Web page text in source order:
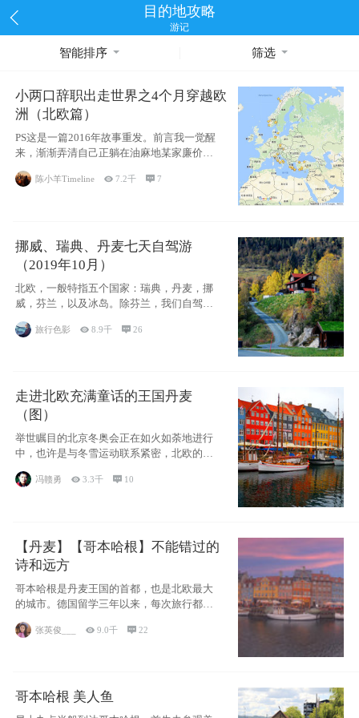
目的地攻略
游记
智能排序 筛选
小两口辞职出走世界之4个月穿越欧
洲（北欧篇）
PS这是一篇2016年故事重发。前言我一觉醒
来，渐渐弄清自己正躺在油麻地某家廉价宾
馆
陈小羊Timeline 7.2千 7
挪威、瑞典、丹麦七天自驾游
（2019年10月）
北欧，一般特指五个国家：瑞典，丹麦，挪
威，芬兰，以及冰岛。除芬兰，我们自驾游
旅行色影 8.9千 26
走进北欧充满童话的王国丹麦
（图）
举世瞩目的北京冬奥会正在如火如荼地进行
中，也许是与冬雪运动联系紧密，北欧的一
些国家因
冯赣勇 3.3千  10
【丹麦】【哥本哈根】不能错过的
诗和远方
哥本哈根是丹麦王国的首都，也是北欧最大
的城市。德国留学三年以来，每次旅行都是
张英俊___ 9.0千 22
哥本哈根 美人鱼